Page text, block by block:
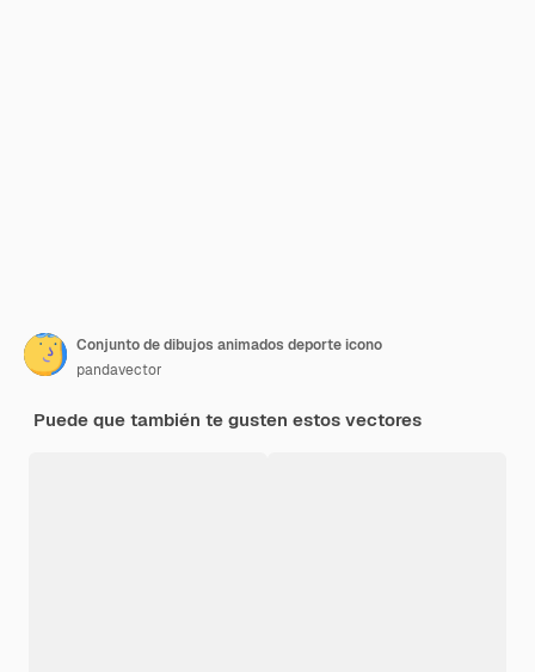
Conjunto de dibujos animados deporte icono
pandavector
Puede que también te gusten estos vectores